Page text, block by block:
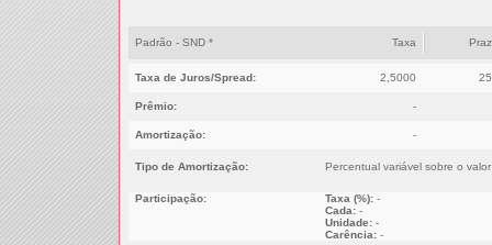
Padrão - SND * Taxa
Taxa de Juros/Spread: 2,5000
Prêmio: -
Amortização: -
Tipo de Amortização: Percentual variável sobre o
Participação: Taxa (%):-
Cada:-
Unidade:-
Carência:-